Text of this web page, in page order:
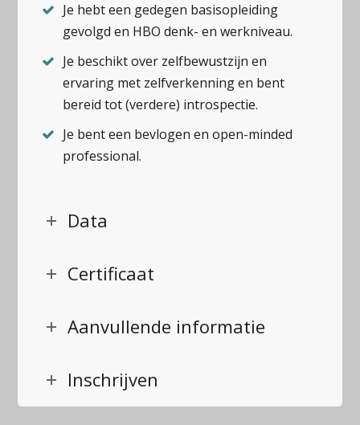
Je hebt een gedegen basisopleiding
gevolgd en HBO denk- en werkniveau.
Je beschikt over zelfbewustzijn en
ervaring met zelfverkenning en bent
bereid tot (verdere) introspectie.
Je bent een bevlogen en open-minded
professional.
Data
Certificaat
Aanvullende informatie
Inschrijven